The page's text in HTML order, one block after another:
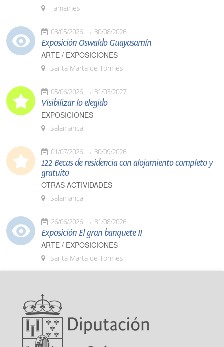
Tamames
08/05/2026 30/08/2026
Exposición Oswaldo Guayasamín
ARTE / EXPOSICIONES
Santa Marta de Tormes
05/06/2026 31/03/2027
Visibilizar lo elegido
EXPOSICIONES
Salamanca
01/07/2026 30/09/2026
122 Becas de residencia con alojamiento completo y
gratuito
OTRAS ACTIVIDADES
Salamanca
26/06/2026 31/08/2026
Exposición El gran banquete II
ARTE / EXPOSICIONES
Santa Marta de Tormes